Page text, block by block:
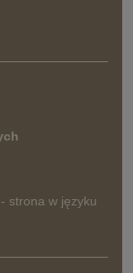
- strona w języku